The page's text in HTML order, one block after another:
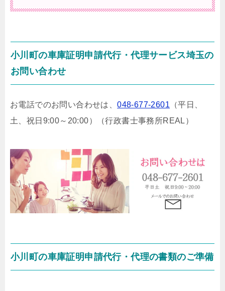
小川町の車庫証明申請代行・代理サービス埼玉の
お問い合わせ
お電話でのお問い合わせは、048-677-2601 （平日、
土、祝日9:00～20:00）
（行政書士事務所REAL）
小川町の車庫証明申請代行・代理の書類のご準備